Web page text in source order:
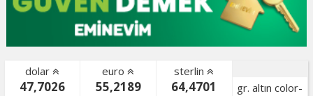
dolar
47,7026
euro
55,2189
sterlin
64,4701
gr. altın color-